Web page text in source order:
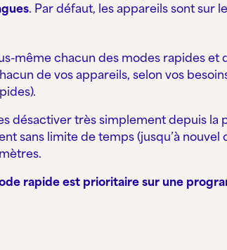
. Par défaut, les appareils sont sur
même chacun des modes rapides et
de vos appareils, selon vos
désactiver très simplement depuis la
sans limite de temps (jusqu’à
rapide est prioritaire sur une